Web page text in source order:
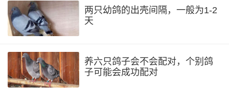
两只幼鸽的出壳间隔，一般为1-2
天
养六只鸽子会不会配对，个别鸽
子可能会成功配对